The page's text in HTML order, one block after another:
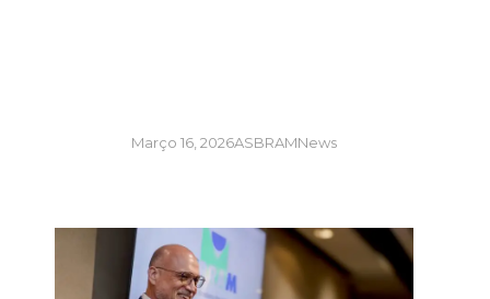
Março 16, 2026ASBRAMNews